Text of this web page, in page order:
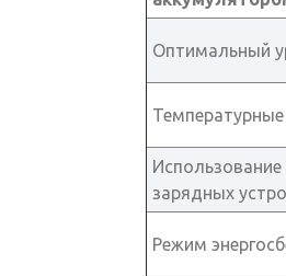
Оптимальный
зарядных
Режим